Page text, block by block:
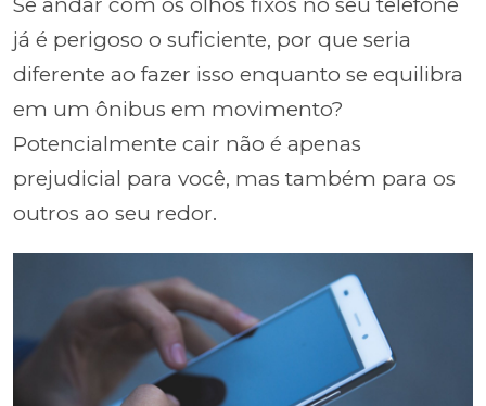
já é perigoso o suficiente, por que seria
diferente ao fazer isso enquanto se equilibra
em um ônibus em movimento?
Potencialmente cair não é apenas
prejudicial para você, mas também para os
outros ao seu redor.